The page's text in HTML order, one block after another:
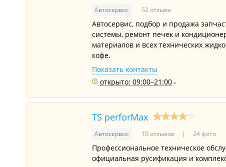
Автосервис 52 отзыва
Автосервис, подбор и продажа
системы, ремонт печек и
материалов и всех технических
кофе.
Показать контакты
открыто: 09:00–21:00
TS perforMax
Автосервис 10 отзывов 24 фото
Профессиональное техническое
официальная русификация и